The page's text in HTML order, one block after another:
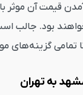
تمامی گزینه‌های
به تهران